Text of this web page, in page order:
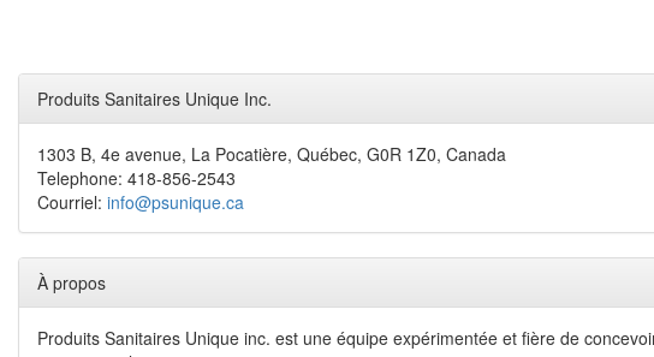
Produits Sanitaires Unique Inc.
1303 B, 4e avenue, La Pocatière, Québec, G0R 1Z0, Canada
Telephone: 418-856-2543
Courriel: info@psunique.ca
À propos
Produits Sanitaires Unique inc. est une équipe expérimentée et fière de